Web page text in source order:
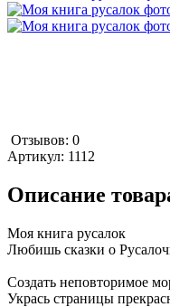
Отзывов: 0
Артикул: 1112
Описание
Моя книга русалок
Любишь сказки о
Создать неповторимое
Укрась страницы